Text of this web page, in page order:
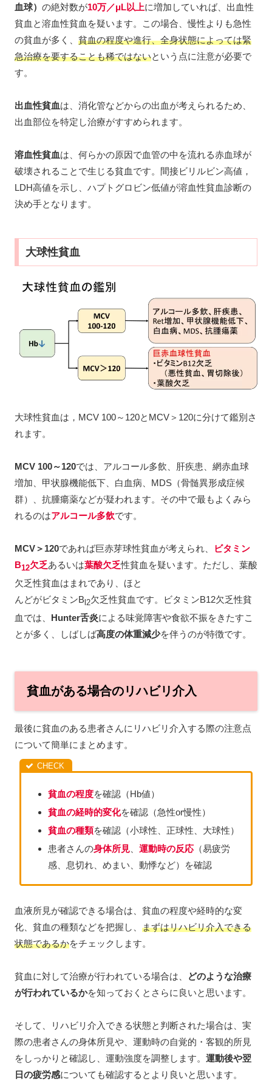
血球） の絶対数が10万／μL以上に増加していれば、出血性
貧血と溶血性貧血を疑います。この場合、慢性よりも急性
の貧血が多く、 貧血の程度や進行、全身状態によっては緊
急治療を要することも稀ではないという点に注意が必要で
す。
出血性貧血は、消化管などからの出血が考えられるため、
出血部位を特定し治療がすすめられます。
溶血性貧血は、何らかの原因で血管の中を流れる赤血球が
破壊されることで生じる貧血です。間接ビリルビン高値，
LDH高値を示し、ハプトグロビン低値が溶血性貧血診断の
決め手となります。
大球性貧血
大球性貧血は，MCV 100～120とMCV＞120に分けて鑑別さ
れます。
MCV 100～120では、アルコール多飲、肝疾患、網赤血球
増加、甲状腺機能低下、白血病、MDS（骨髄異形成症候
群）、抗腫瘍薬などが疑われます。その中で最もよくみら
れるのはアルコール多飲です。
MCV＞120であれば巨赤芽球性貧血が考えられ、
ビタミン
B12欠乏あるいは葉酸欠乏性貧血を疑います。ただし、葉酸
欠乏性貧血はまれであり、ほと
んどがビタミンB l2欠乏性貧血です。ビタミンB12欠乏性貧
血では、 Hunter舌炎による味覚障害や食欲不振をきたすこ
とが多く、しばしば高度の体重減少を伴うのが特徴です。
貧血がある場合のリハビリ介入
最後に貧血のある患者さんにリハビリ介入する際の注意点
について簡単にまとめます。
貧血の程度を確認（Hb値）
貧血の経時的変化を確認（急性or慢性）
貧血の種類を確認（小球性、正球性、大球性）
患者さんの身体所見 運動時の反応（易疲労
感、息切れ、めまい、動悸など）を確認
血液所見が確認できる場合は、貧血の程度や経時的な変
化、貧血の種類などを把握し、 まずはリハビリ介入できる
状態であるかをチェックします。
貧血に対して治療が行われている場合は、
どのような治療
が行われているかを知っておくとさらに良いと思います。
そして、リハビリ介入できる状態と判断された場合は、実
際の患者さんの身体所見や、運動時の自覚的・客観的所見
をしっかりと確認し、運動強度を調整します。 運動後や翌
日の疲労感についても確認するとより良いと思います。